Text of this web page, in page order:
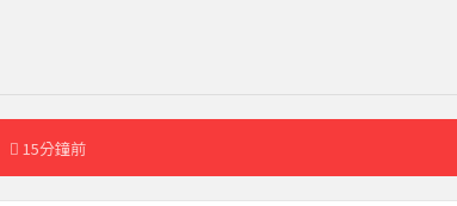
15分鐘前